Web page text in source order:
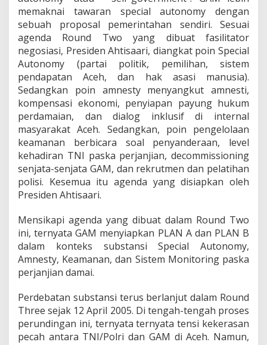
memaknai tawaran special autonomy dengan
sebuah proposal pemerintahan sendiri. Sesuai
agenda Round Two yang dibuat fasilitator
negosiasi, Presiden Ahtisaari, diangkat poin Special
Autonomy (partai politik, pemilihan, sistem
pendapatan Aceh, dan hak asasi manusia).
Sedangkan poin amnesty menyangkut amnesti,
kompensasi ekonomi, penyiapan payung hukum
perdamaian, dan dialog inklusif di internal
masyarakat Aceh. Sedangkan, poin pengelolaan
keamanan berbicara soal penyanderaan, level
kehadiran TNI paska perjanjian, decommissioning
senjata-senjata GAM, dan rekrutmen dan pelatihan
polisi. Kesemua itu agenda yang disiapkan oleh
Presiden Ahtisaari.
Mensikapi agenda yang dibuat dalam Round Two
ini, ternyata GAM menyiapkan PLAN A dan PLAN B
dalam konteks substansi Special Autonomy,
Amnesty, Keamanan, dan Sistem Monitoring paska
perjanjian damai.
Perdebatan substansi terus berlanjut dalam Round
Three sejak 12 April 2005. Di tengah-tengah proses
perundingan ini, ternyata ternyata tensi kekerasan
pecah antara TNI/Polri dan GAM di Aceh. Namun,